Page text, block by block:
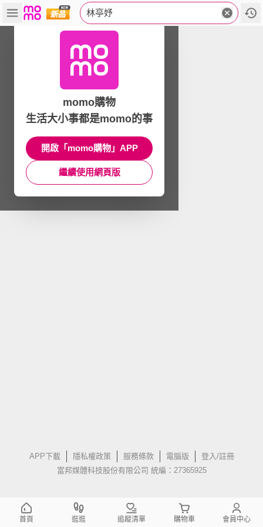
林亭妤
APP下載 隱私權政策 服務條款 電腦版
登入/註冊
富邦媒體科技股份有限公司 統編：27365925
momo購物
生活大小事都是momo的事
開啟「momo購物」APP
繼續使用網頁版
首頁 逛逛 追蹤清單 購物車 會員中心